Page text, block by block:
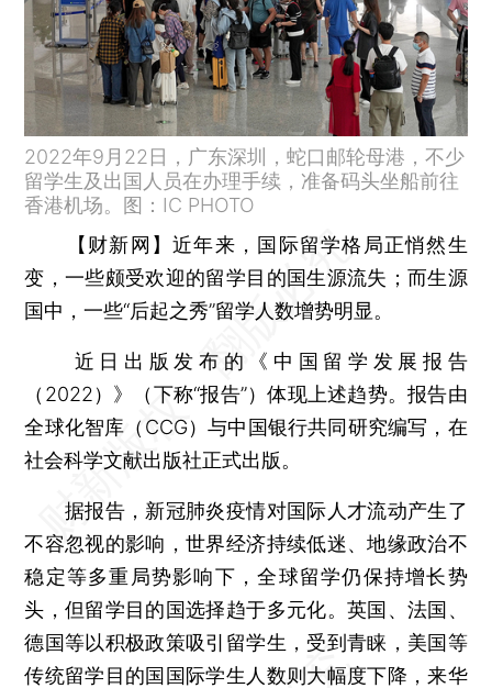
2022年9月22日，广东深圳，蛇口邮轮母港，不少
留学生及出国人员在办理手续，准备码头坐船前往
香港机场。图：IC PHOTO
【财新网】近年来，国际留学格局正悄然生
变，一些颇受欢迎的留学目的国生源流失；而生源
国中，一些“后起之秀”留学人数增势明显。
近日出版发布的《中国留学发展报告
（2022）》（下称“报告”）体现上述趋势。报告由
全球化智库（CCG）与中国银行共同研究编写，在
社会科学文献出版社正式出版。
据报告，新冠肺炎疫情对国际人才流动产生了
不容忽视的影响，世界经济持续低迷、地缘政治不
稳定等多重局势影响下，全球留学仍保持增长势
头，但留学目的国选择趋于多元化。英国、法国、
德国等以积极政策吸引留学生，受到青睐，美国等
传统留学目的国国际学生人数则大幅度下降，来华